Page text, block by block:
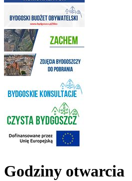
Godziny otwarcia